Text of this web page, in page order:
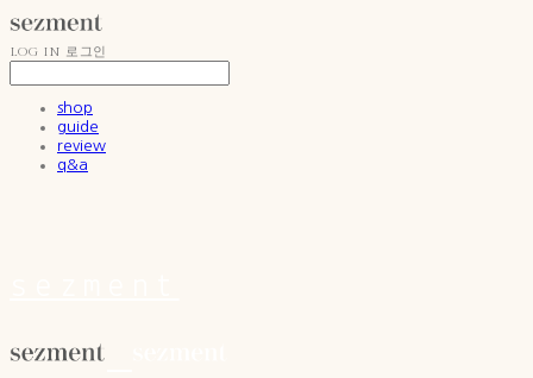
LOG IN 로그인
shop
guide
review
q&a